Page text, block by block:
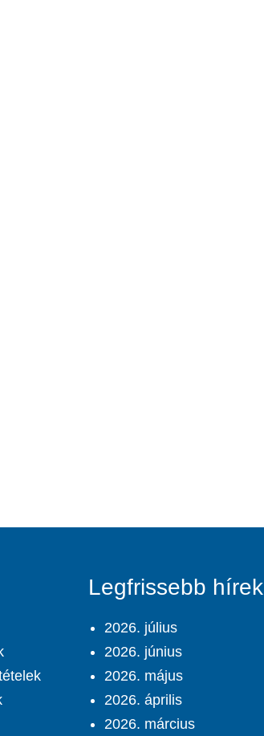
Legfrissebb hírek
2026. július
2026. június
2026. május
2026. április
2026. március